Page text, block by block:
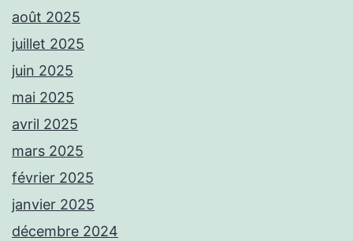
août 2025
juillet 2025
juin 2025
mai 2025
avril 2025
mars 2025
février 2025
janvier 2025
décembre 2024